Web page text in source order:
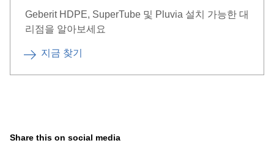
Geberit HDPE, SuperTube 및 Pluvia 설치 가능한 대
리점을 알아보세요
지금 찾기
Share this on social media